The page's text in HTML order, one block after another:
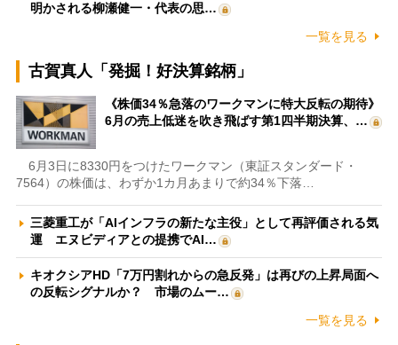
明かされる柳瀬健一・代表の思…
一覧を見る
古賀真人「発掘！好決算銘柄」
《株価34％急落のワークマンに特大反転の期待》
6月の売上低迷を吹き飛ばす第1四半期決算、…
6月3日に8330円をつけたワークマン（東証スタンダード・
7564）の株価は、わずか1カ月あまりで約34％下落…
三菱重工が「AIインフラの新たな主役」として再評価される気
運 エヌビディアとの提携でAI…
キオクシアHD「7万円割れからの急反発」は再びの上昇局面へ
の反転シグナルか？ 市場のムー…
一覧を見る